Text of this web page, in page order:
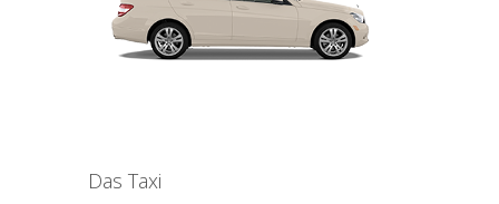
Das Taxi